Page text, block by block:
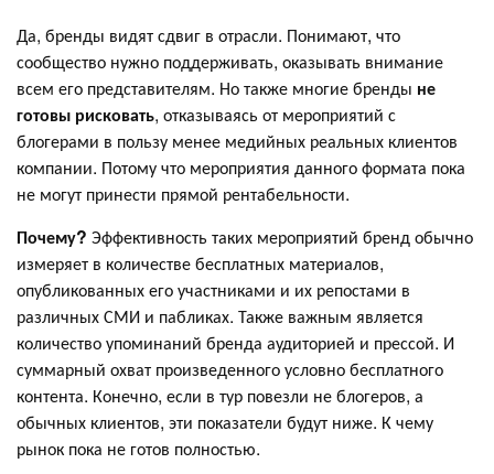
Да, бренды видят сдвиг в отрасли. Понимают, что
сообщество нужно поддерживать, оказывать внимание
всем его представителям. Но также многие бренды не
готовы рисковать, отказываясь от мероприятий с
блогерами в пользу менее медийных реальных клиентов
компании. Потому что мероприятия данного формата пока
не могут принести прямой рентабельности.
Почему? Эффективность таких мероприятий бренд обычно
измеряет в количестве бесплатных материалов,
опубликованных его участниками и их репостами в
различных СМИ и пабликах. Также важным является
количество упоминаний бренда аудиторией и прессой. И
суммарный охват произведенного условно бесплатного
контента. Конечно, если в тур повезли не блогеров, а
обычных клиентов, эти показатели будут ниже. К чему
рынок пока не готов полностью.